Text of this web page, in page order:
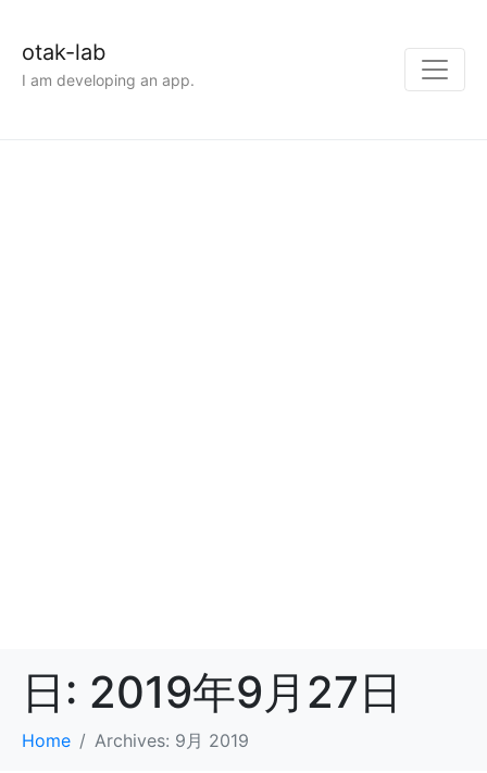
otak-lab
I am developing an app.
日: 2019年9月27日
Home Archives: 9月 2019